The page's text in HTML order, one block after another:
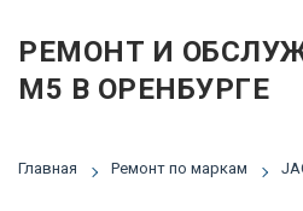
РЕМОНТ И
M5 В ОРЕНБУРГЕ
Главная Ремонт по маркам